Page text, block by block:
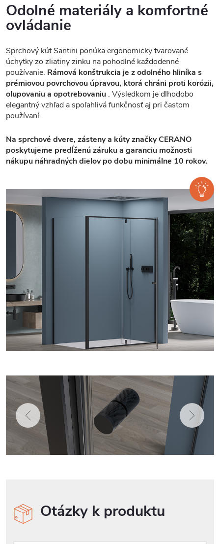
Odolné materiály a komfortné
ovládanie
Sprchový kút Santini ponúka ergonomicky tvarované
úchytky zo zliatiny zinku na pohodlné každodenné
používanie. Rámová konštrukcia je z odolného hliníka s
prémiovou povrchovou úpravou, ktorá chráni proti korózii,
olupovaniu a opotrebovaniu . Výsledkom je dlhodobo
elegantný vzhľad a spoľahlivá funkčnosť aj pri častom
používaní.
Na sprchové dvere, zásteny a kúty značky CERANO
poskytujeme predĺženú záruku a garanciu možnosti
nákupu náhradných dielov po dobu minimálne 10 rokov.
Otázky k produktu